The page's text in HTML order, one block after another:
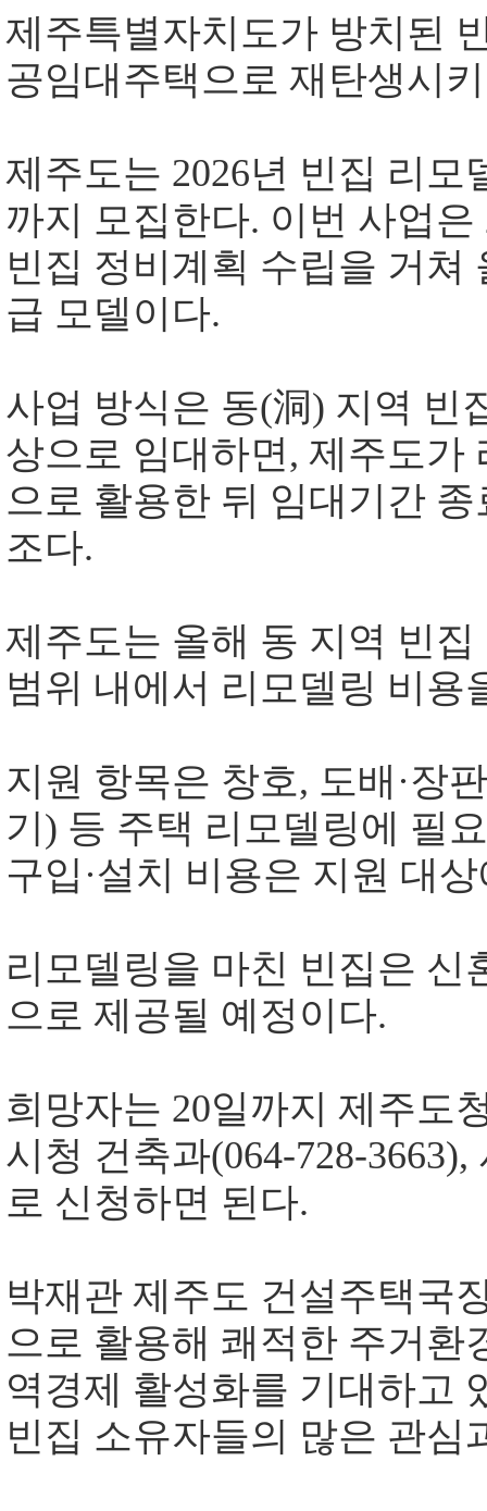
제주특별자치도가 방치된
공임대주택으로 재탄생시
제주도는 2026년 빈집 리모
까지 모집한다. 이번 사업은
빈집 정비계획 수립을 거쳐
급 모델이다.
사업 방식은 동(洞) 지역 빈
상으로 임대하면, 제주도가
으로 활용한 뒤 임대기간
조다.
제주도는 올해 동 지역 빈집
범위 내에서 리모델링 비용
지원 항목은 창호, 도배 ·장판
기 ) 등 주택 리모델링에 필
구입 ·설치 비용은 지원 대
리모델링을 마친 빈집은 신
으로 제공될 예정이다.
희망자는 20일까지 제주도
시청 건축과(064-728-3663),
로 신청하면 된다.
박재관 제주도 건설주택국
으로 활용해 쾌적한 주거환
역경제 활성화를 기대하고
빈집 소유자들의 많은 관심